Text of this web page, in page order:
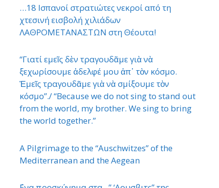
…18 Ισπανοί στρατιώτες νεκροί από τη
χτεσινή εισβολή χιλιάδων
ΛΑΘΡΟΜΕΤΑΝΑΣΤΩΝ στη Θέουτα!
“Γιατί εμεῖς δὲν τραγουδᾶμε γιὰ νὰ
ξεχωρίσουμε ἀδελφέ μου ἀπ᾿ τὸν κόσμο.
Ἐμεῖς τραγουδᾶμε γιὰ νὰ σμίξουμε τὸν
κόσμο”./ “Because we do not sing to stand out
from the world, my brother. We sing to bring
the world together.”
A Pilgrimage to the “Auschwitzes” of the
Mediterranean and the Aegean